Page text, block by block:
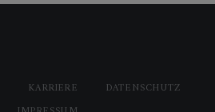
KARRIERE
DATENSCHUTZ